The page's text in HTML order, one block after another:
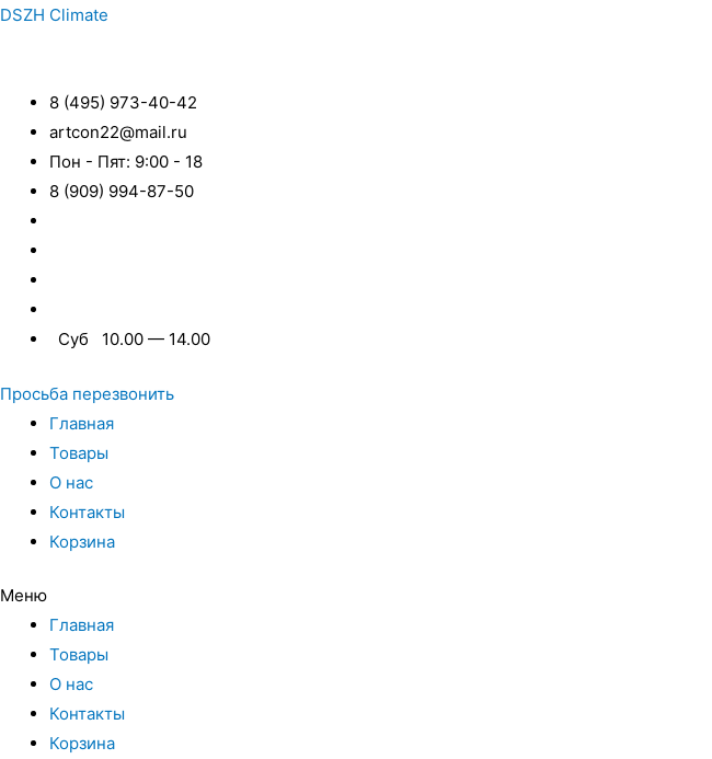
DSZH Climate
8 (495) 973-40-42
artcon22@mail.ru
Пон - Пят: 9:00 - 18
8 (909) 994-87-50
Суб 10.00 — 14.00
Просьба перезвонить
Главная
Товары
О нас
Контакты
Корзина
Меню
Главная
Товары
О нас
Контакты
Корзина